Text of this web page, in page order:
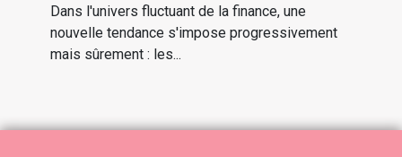
Dans l'univers fluctuant de la finance, une
nouvelle tendance s'impose progressivement
mais sûrement : les...